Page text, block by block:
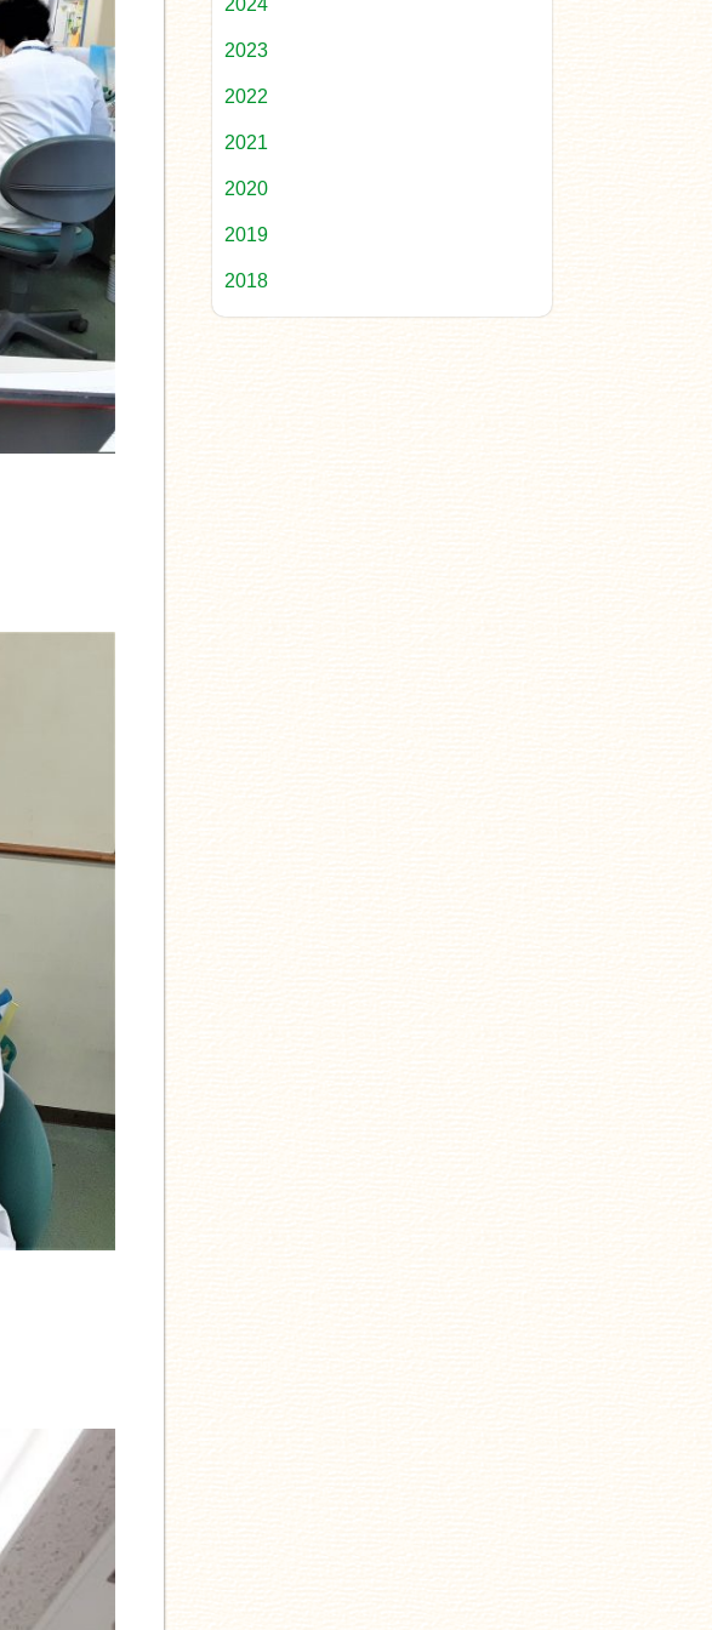
2023
2022
2021
2020
2019
2018